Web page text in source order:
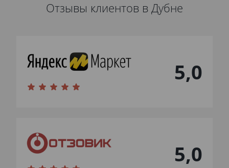
Отзывы клиентов в Дубне
5,0
5,0